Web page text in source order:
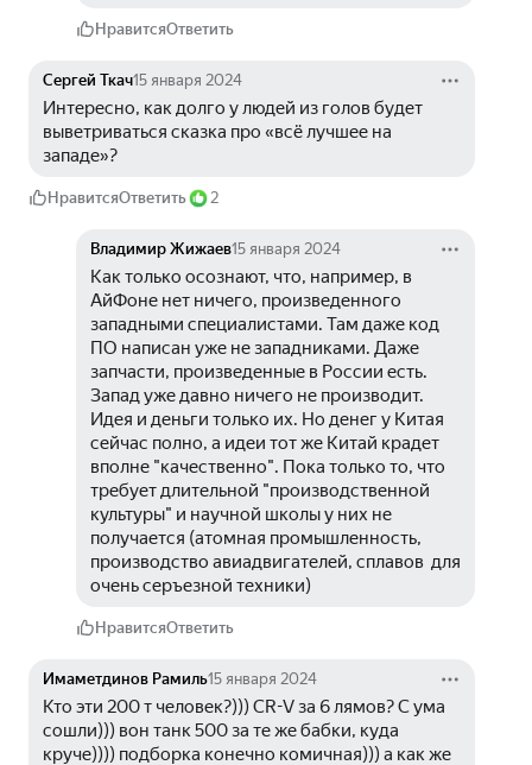
НравитсяОтветить
Сергей Ткач15 января 2024
Интересно, как долго у людей из голов будет
выветриваться сказка про «всё лучшее на
западе»?
НравитсяОтветить 2
Владимир Жижаев15 января 2024
Как только осознают, что, например, в
АйФоне нет ничего, произведенного
западными специалистами. Там даже код
ПО написан уже не западниками. Даже
запчасти, произведенные в России есть.
Запад уже давно ничего не производит.
Идея и деньги только их. Но денег у Китая
сейчас полно, а идеи тот же Китай крадет
вполне "качественно". Пока только то, что
требует длительной "производственной
культуры" и научной школы у них не
получается (атомная промышленность,
производство авиадвигателей, сплавов  для
очень серъезной техники)
НравитсяОтветить
Имаметдинов Рамиль15 января 2024
Кто эти 200 т человек?))) CR-V за 6 лямов? С ума
сошли))) вон танк 500 за те же бабки, куда
круче)))) подборка конечно комичная))) а как же